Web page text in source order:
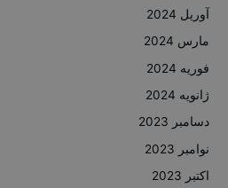
آوریل 2024
مارس 2024
فوریه 2024
ژانویه 2024
دسامبر 2023
نوامبر 2023
اکتبر 2023